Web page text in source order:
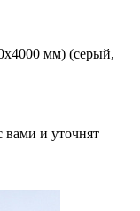
мм) (серый,
вами и уточнят